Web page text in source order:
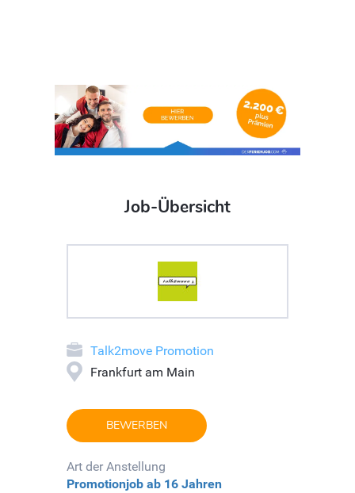
Job-Übersicht
Talk2move Promotion
Frankfurt am Main
BEWERBEN
Art der Anstellung
Promotionjob ab 16 Jahren